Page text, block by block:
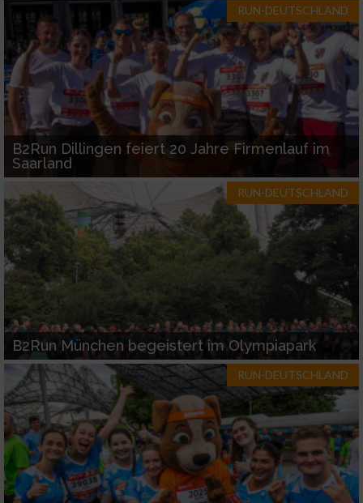
RUN-DEUTSCHLAND
B2Run Dillingen feiert 20 Jahre Firmenlauf im
Saarland
RUN-DEUTSCHLAND
B2Run München begeistert im Olympiapark
RUN-DEUTSCHLAND